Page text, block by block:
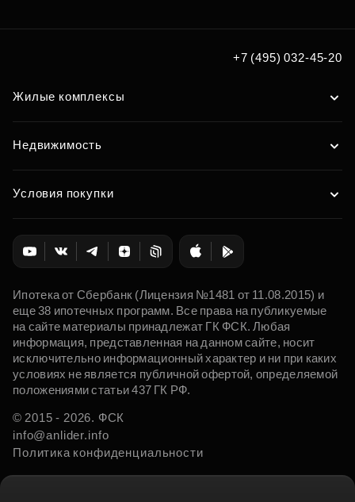
+7 (495) 032-45-20
Жилые комплексы
Недвижимость
Условия покупки
Ипотека от Сбербанк (Лицензия №1481 от 11.08.2015) и
еще 38 ипотечных программ. Все права на публикуемые
на сайте материалы принадлежат ГК ФСК. Любая
информация, представленная на данном сайте, носит
исключительно информационный характер и ни при каких
условиях не является публичной офертой, определяемой
положениями статьи 437 ГК РФ.
© 2015 - 2026. ФСК
info@anlider.info
Политика конфиденциальности